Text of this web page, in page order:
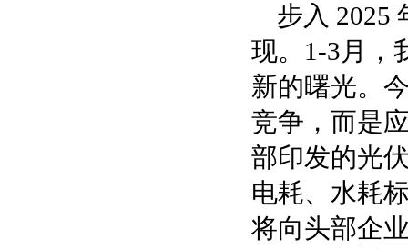
步入 2025
现。1-3月，
新的曙光。
竞争，而是
部印发的光
电耗、水耗
将向头部企